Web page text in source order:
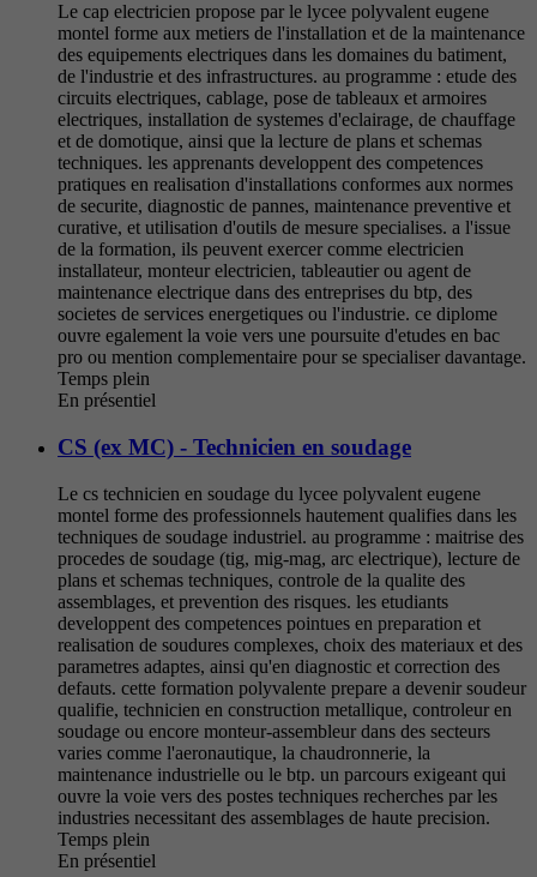
Le cap electricien propose par le lycee polyvalent eugene
montel forme aux metiers de l'installation et de la maintenance
des equipements electriques dans les domaines du batiment,
de l'industrie et des infrastructures. au programme : etude des
circuits electriques, cablage, pose de tableaux et armoires
electriques, installation de systemes d'eclairage, de chauffage
et de domotique, ainsi que la lecture de plans et schemas
techniques. les apprenants developpent des competences
pratiques en realisation d'installations conformes aux normes
de securite, diagnostic de pannes, maintenance preventive et
curative, et utilisation d'outils de mesure specialises. a l'issue
de la formation, ils peuvent exercer comme electricien
installateur, monteur electricien, tableautier ou agent de
maintenance electrique dans des entreprises du btp, des
societes de services energetiques ou l'industrie. ce diplome
ouvre egalement la voie vers une poursuite d'etudes en bac
pro ou mention complementaire pour se specialiser davantage.
Temps plein
En présentiel
CS (ex MC) - Technicien en soudage
Le cs technicien en soudage du lycee polyvalent eugene
montel forme des professionnels hautement qualifies dans les
techniques de soudage industriel. au programme : maitrise des
procedes de soudage (tig, mig-mag, arc electrique), lecture de
plans et schemas techniques, controle de la qualite des
assemblages, et prevention des risques. les etudiants
developpent des competences pointues en preparation et
realisation de soudures complexes, choix des materiaux et des
parametres adaptes, ainsi qu'en diagnostic et correction des
defauts. cette formation polyvalente prepare a devenir soudeur
qualifie, technicien en construction metallique, controleur en
soudage ou encore monteur-assembleur dans des secteurs
varies comme l'aeronautique, la chaudronnerie, la
maintenance industrielle ou le btp. un parcours exigeant qui
ouvre la voie vers des postes techniques recherches par les
industries necessitant des assemblages de haute precision.
Temps plein
En présentiel